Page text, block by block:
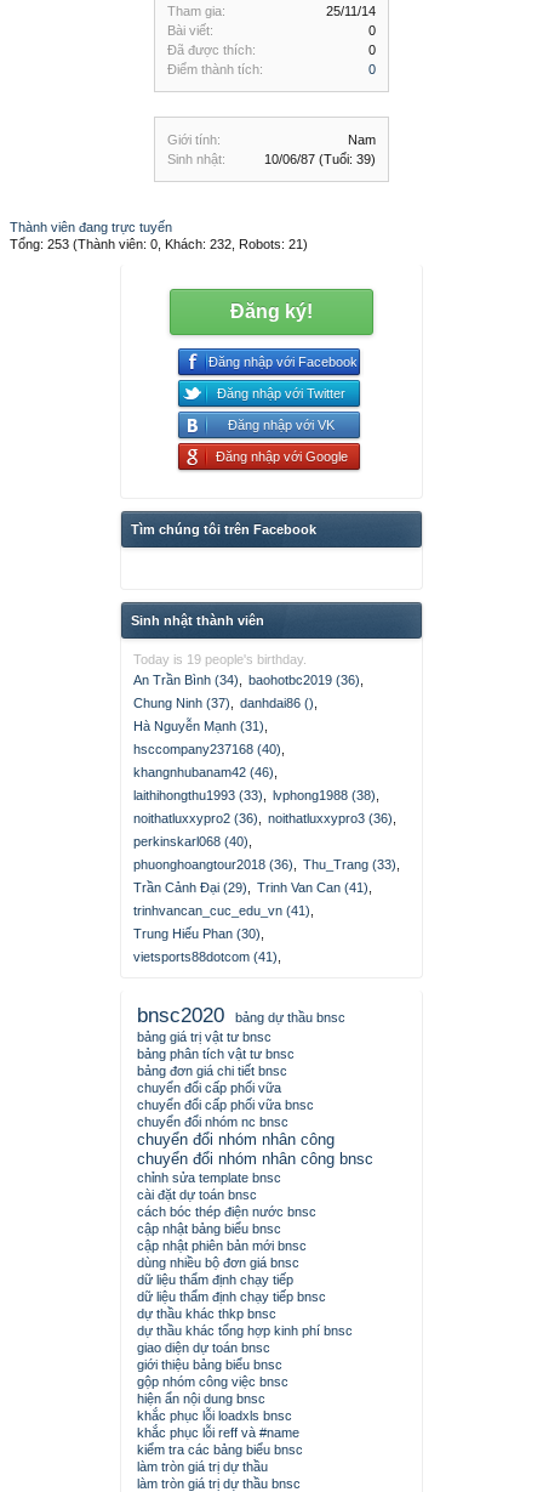
Tham gia:
25/11/14
Bài viết:
0
Đã được thích:
0
Điểm thành tích:
0
Giới tính:
Nam
Sinh nhật:
10/06/87 (Tuổi: 39)
Thành viên đang trực tuyến
Tổng: 253 (Thành viên: 0, Khách: 232, Robots: 21)
Đăng ký!
Đăng nhập với Facebook
Đăng nhập với Twitter
Đăng nhập với VK
Đăng nhập với Google
Tìm chúng tôi trên Facebook
Sinh nhật thành viên
Today is 19 people's birthday.
An Trần Bình (34)
baohotbc2019 (36)
Chung Ninh (37)
danhdai86 ()
Hà Nguyễn Mạnh (31)
hsccompany237168 (40)
khangnhubanam42 (46)
laithihongthu1993 (33)
lvphong1988 (38)
noithatluxxypro2 (36)
noithatluxxypro3 (36)
perkinskarl068 (40)
phuonghoangtour2018 (36)
Thu_Trang (33)
Trần Cảnh Đại (29)
Trinh Van Can (41)
trinhvancan_cuc_edu_vn (41)
Trung Hiếu Phan (30)
vietsports88dotcom (41)
bnsc2020
bảng dự thầu bnsc
bảng giá trị vật tư bnsc
bảng phân tích vật tư bnsc
bảng đơn giá chi tiết bnsc
chuyển đổi cấp phối vữa
chuyển đổi cấp phối vữa bnsc
chuyển đổi nhóm nc bnsc
chuyển đổi nhóm nhân công
chuyển đổi nhóm nhân công bnsc
chỉnh sửa template bnsc
cài đặt dự toán bnsc
cách bóc thép điện nước bnsc
cập nhật bảng biểu bnsc
cập nhật phiên bản mới bnsc
dùng nhiều bộ đơn giá bnsc
dữ liệu thẩm định chạy tiếp
dữ liệu thẩm định chạy tiếp bnsc
dự thầu khác thkp bnsc
dự thầu khác tổng hợp kinh phí bnsc
giao diện dự toán bnsc
giới thiệu bảng biểu bnsc
gộp nhóm công việc bnsc
hiện ẩn nội dung bnsc
khắc phục lỗi loadxls bnsc
khắc phục lỗi reff và #name
kiểm tra các bảng biểu bnsc
làm tròn giá trị dự thầu
làm tròn giá trị dự thầu bnsc